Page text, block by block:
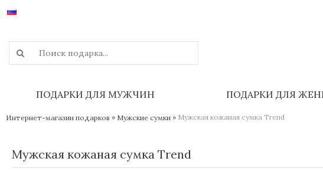
ПОДАРКИ ДЛЯ МУЖЧИН ПОДАРКИ ДЛЯ
Интернет-магазин подарков » Мужские сумки » Мужская кожаная сумка Trend
Мужская кожаная сумка Trend